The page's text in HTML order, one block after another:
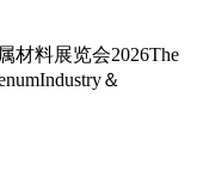
材料展览会2026The
＆